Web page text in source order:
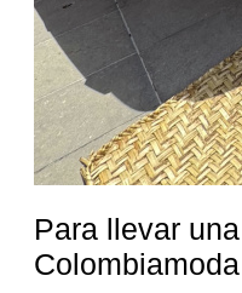
Para llevar